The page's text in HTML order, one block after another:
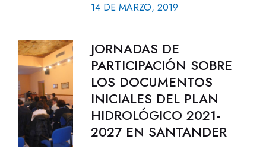
14 DE MARZO, 2019
JORNADAS DE
PARTICIPACIÓN SOBRE
LOS DOCUMENTOS
INICIALES DEL PLAN
HIDROLÓGICO 2021-
2027 EN SANTANDER